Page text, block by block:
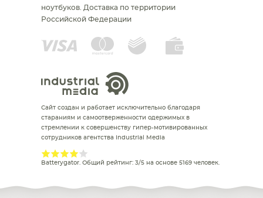
ноутбуков. Доставка по территории
Российской Федерации
Сайт создан и работает исключительно благодаря
стараниям и самоотверженности одержимых в
стремлении к совершенству гипер-мотивированных
сотрудников агентства Industrial Media
Batterygator. Общий рейтинг: 3/5 на основе 5169 человек.